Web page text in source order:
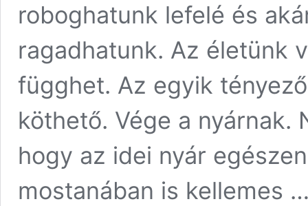
roboghatunk lefelé és
ragadhatunk. Az életünk
függhet. Az egyik
köthető. Vége a nyárnak.
hogy az idei nyár
mostanában is kellemes